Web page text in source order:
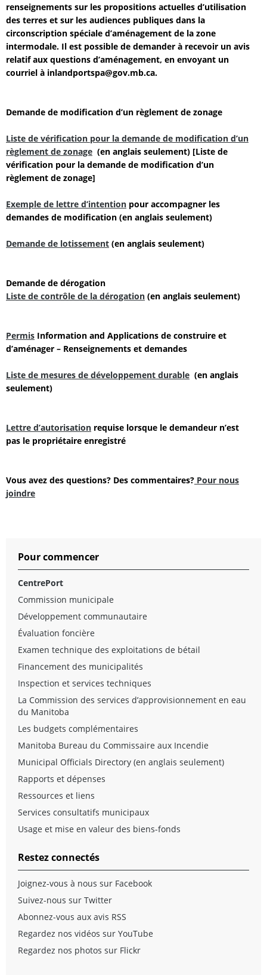
renseignements sur les propositions actuelles d’utilisation
des terres et sur les audiences publiques dans la
circonscription spéciale d’aménagement de la zone
intermodale. Il est possible de demander à recevoir un avis
relatif aux questions d’aménagement, en envoyant un
courriel à inlandportspa@gov.mb.ca.
Demande de modification d’un règlement de zonage
Liste de vérification pour la demande de modification d’un
règlement de zonage (en anglais seulement) [Liste de
vérification pour la demande de modification d’un
règlement de zonage]
Exemple de lettre d’intention pour accompagner les
demandes de modification (en anglais seulement)
Demande de lotissement (en anglais seulement)
Demande de dérogation
Liste de contrôle de la dérogation (en anglais seulement)
Permis Information and Applications de construire et
d’aménager – Renseignements et demandes
Liste de mesures de développement durable (en anglais
seulement)
Lettre d’autorisation requise lorsque le demandeur n’est
pas le propriétaire enregistré
Vous avez des questions? Des commentaires? Pour nous
joindre
Pour commencer
CentrePort
Commission municipale
Développement communautaire
Évaluation foncière
Examen technique des exploitations de bétail
Financement des municipalités
Inspection et services techniques
La Commission des services d’approvisionnement en eau
du Manitoba
Les budgets complémentaires
Manitoba Bureau du Commissaire aux Incendie
Municipal Officials Directory (en anglais seulement)
Rapports et dépenses
Ressources et liens
Services consultatifs municipaux
Usage et mise en valeur des biens-fonds
Restez connectés
Joignez-vous à nous sur Facebook
Suivez-nous sur Twitter
Abonnez-vous aux avis RSS
Regardez nos vidéos sur YouTube
Regardez nos photos sur Flickr